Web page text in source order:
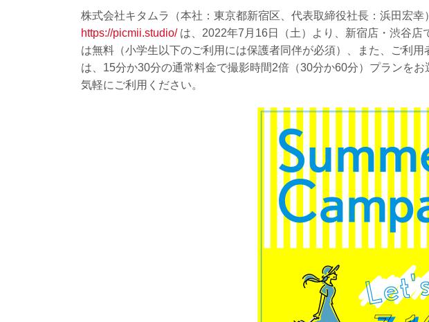
株式会社キタムラ（本社：東京都新宿区、代表取締役社長：浜田宏
https://picmii.studio/は、2022年7月16日（土）より、新宿店・渋谷店
は無料（小学生以下のご利用には保護者同伴が必須）、また、ご利
は、15分か30分の通常料金で撮影時間2倍（30分か60分）プランを
気軽にご利用ください。